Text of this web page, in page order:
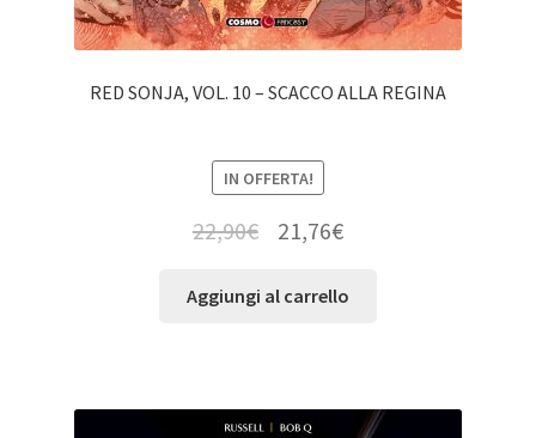
RED SONJA, VOL. 10 – SCACCO ALLA REGINA
IN OFFERTA!
22,90€ 21,76€
Aggiungi al carrello